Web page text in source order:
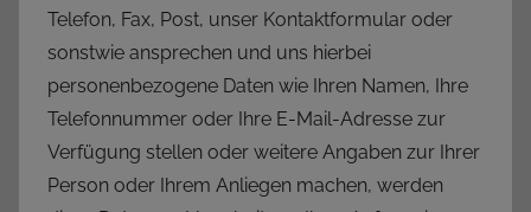
Telefon, Fax, Post, unser Kontaktformular oder
sonstwie ansprechen und uns hierbei
personenbezogene Daten wie Ihren Namen, Ihre
Telefonnummer oder Ihre E-Mail-Adresse zur
Verfügung stellen oder weitere Angaben zur Ihrer
Person oder Ihrem Anliegen machen, werden